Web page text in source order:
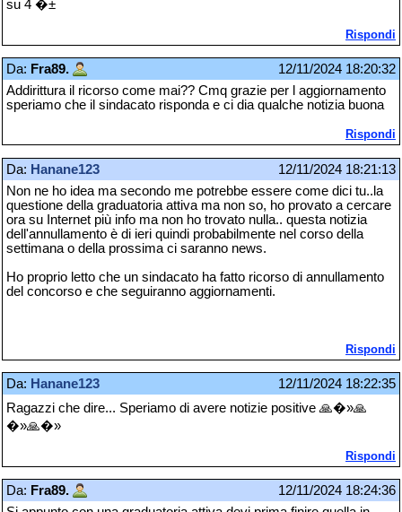
su 4 �±
Rispondi
Da: Fra89.
12/11/2024 18:20:32
Addirittura il ricorso come mai?? Cmq grazie per l aggiornamento
speriamo che il sindacato risponda e ci dia qualche notizia buona
Rispondi
Da: Hanane123
12/11/2024 18:21:13
Non ne ho idea ma secondo me potrebbe essere come dici tu..la
questione della graduatoria attiva ma non so, ho provato a cercare
ora su Internet più info ma non ho trovato nulla.. questa notizia
dell'annullamento è di ieri quindi probabilmente nel corso della
settimana o della prossima ci saranno news.
Ho proprio letto che un sindacato ha fatto ricorso di annullamento
del concorso e che seguiranno aggiornamenti.
Rispondi
Da: Hanane123
12/11/2024 18:22:35
Ragazzi che dire... Speriamo di avere notizie positive 🙏�»🙏
�»🙏�»
Rispondi
Da: Fra89.
12/11/2024 18:24:36